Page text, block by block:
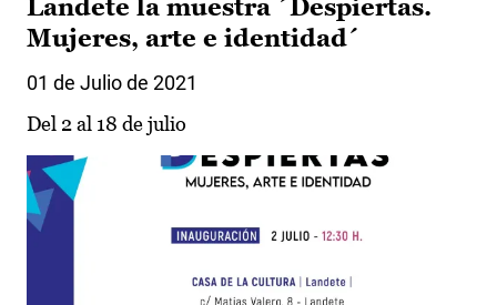
Landete la muestra ´Despiertas.
Mujeres, arte e identidad´
01 de Julio de 2021
Del 2 al 18 de julio